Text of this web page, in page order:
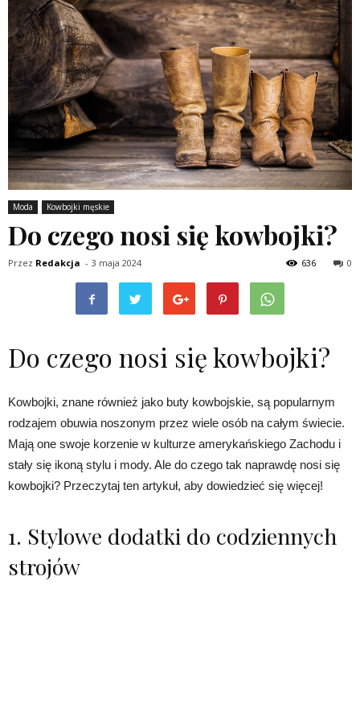
Moda Kowbojki męskie
Do czego nosi się kowbojki?
Przez Redakcja - 3 maja 2024 0
636
Do czego nosi się kowbojki?
Kowbojki, znane również jako buty kowbojskie, są popularnym
rodzajem obuwia noszonym przez wiele osób na całym świecie.
Mają one swoje korzenie w kulturze amerykańskiego Zachodu i
stały się ikoną stylu i mody. Ale do czego tak naprawdę nosi się
kowbojki? Przeczytaj ten artykuł, aby dowiedzieć się więcej!
1. Stylowe dodatki do codziennych
strojów